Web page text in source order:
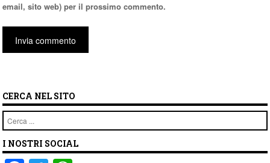
email, sito web) per il prossimo commento.
CERCA NEL SITO
Cerca
I NOSTRI SOCIAL